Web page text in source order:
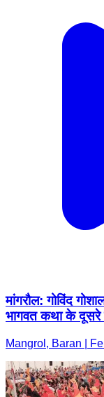
मांगरौल: गोविंद
भागवत कथा के दूसरे
Mangrol, Baran |